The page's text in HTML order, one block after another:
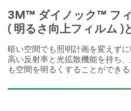
3M™ ダイノック™ フ
( 明るさ向上フィルム )
暗い空間でも照明計画を変えず
高い反射率と光拡散機能を持ち
も空間を明るくすることができ